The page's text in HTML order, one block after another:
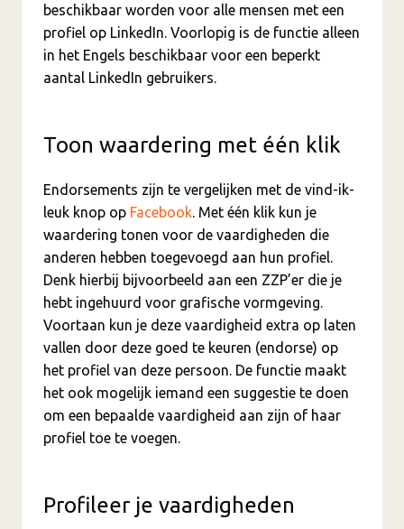
beschikbaar worden voor alle mensen met een
profiel op LinkedIn. Voorlopig is de functie alleen
in het Engels beschikbaar voor een beperkt
aantal LinkedIn gebruikers.
Toon waardering met één klik
Endorsements zijn te vergelijken met de vind-ik-
leuk knop op Facebook. Met één klik kun je
waardering tonen voor de vaardigheden die
anderen hebben toegevoegd aan hun profiel.
Denk hierbij bijvoorbeeld aan een ZZP’er die je
hebt ingehuurd voor grafische vormgeving.
Voortaan kun je deze vaardigheid extra op laten
vallen door deze goed te keuren (endorse) op
het profiel van deze persoon. De functie maakt
het ook mogelijk iemand een suggestie te doen
om een bepaalde vaardigheid aan zijn of haar
profiel toe te voegen.
Profileer je vaardigheden